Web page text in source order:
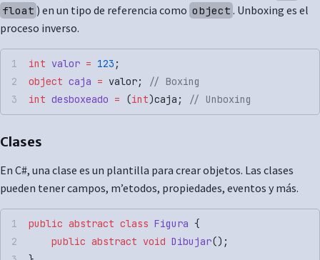
float ) en un tipo de referencia como object . Unboxing es el
proceso inverso.
int valor = 123 ;
object caja = valor;
// Boxing
int desboxeado = (int)caja; // Unboxing
Clases
En C#, una clase es un plantilla para crear objetos. Las clases
pueden tener campos, m’etodos, propiedades, eventos y más.
public abstract class Figura {
    public
abstract void Dibujar();